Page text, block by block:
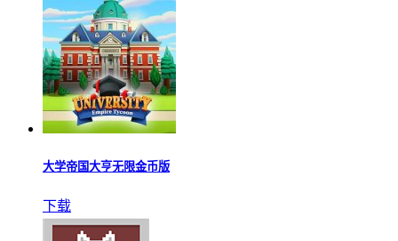
大学帝国大亨无限金币版
下载